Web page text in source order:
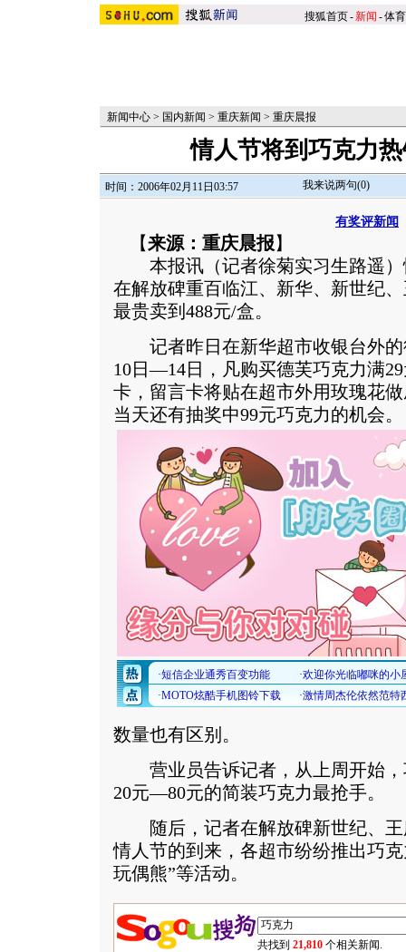
搜狐首页-新闻 -体育
新闻中心 > 国内新闻 > 重庆新闻 > 重庆晨报
情人节将到巧克力
时间：2006年02月11日03:57 我来说两句(0)
有奖评新闻
【来源：重庆晨报 】
本报讯（记者徐菊实习生路遥）
在解放碑重百临江、新华、新世纪
最贵卖到488元/盒。
记者昨日在新华超市收银台外的
10日—14日，凡购买德芙巧克力满
卡，留言卡将贴在超市外用玫瑰花
当天还有抽奖中99元巧克力的机会。
数量也有区别。
营业员告诉记者，从上周开始，
20元—80元的简装巧克力最抢手。
随后，记者在解放碑新世纪、王
情人节的到来，各超市纷纷推出巧
玩偶熊”等活动。
共找到 21,810 个相关新闻.